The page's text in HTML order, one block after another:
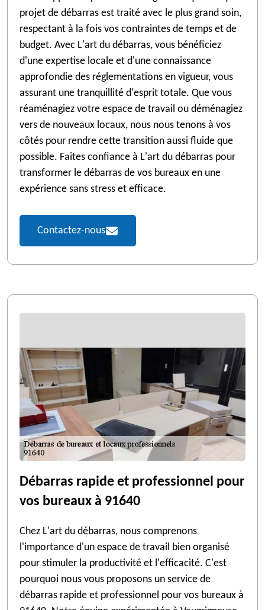
projet de débarras est traité avec le plus grand soin,
respectant à la fois vos contraintes de temps et de
budget. Avec L'art du débarras, vous bénéficiez
d'une expertise locale et d'une connaissance
approfondie des réglementations en vigueur, vous
assurant une tranquillité d'esprit totale. Que vous
réaménagiez votre espace de travail ou déménagiez
vers de nouveaux locaux, nous nous tenons à vos
côtés pour rendre cette transition aussi fluide que
possible. Faites confiance à L'art du débarras pour
transformer le débarras de vos bureaux en une
expérience sans stress et efficace.
Contactez-nous
Débarras rapide et professionnel pour
vos bureaux à 91640
Chez L'art du débarras, nous comprenons
l'importance d'un espace de travail bien organisé
pour stimuler la productivité et l'efficacité. C'est
pourquoi nous vous proposons un service de
débarras rapide et professionnel pour vos bureaux à